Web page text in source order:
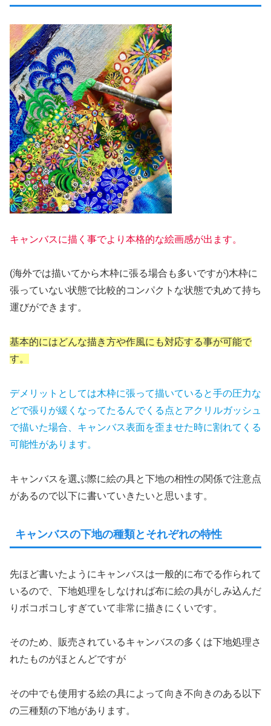
キャンバスに描く事でより本格的な絵画感が出ます。
(海外では描いてから木枠に張る場合も多いですが)木枠に
張っていない状態で比較的コンパクトな状態で丸めて持ち
運びができます。
基本的にはどんな描き方や作風にも対応する事が可能で
す。
デメリットとしては木枠に張って描いていると手の圧力な
どで張りが緩くなってたるんでくる点とアクリルガッシュ
で描いた場合、キャンバス表面を歪ませた時に割れてくる
可能性があります。
キャンバスを選ぶ際に絵の具と下地の相性の関係で注意点
があるので以下に書いていきたいと思います。
キャンバスの下地の種類とそれぞれの特性
先ほど書いたようにキャンバスは一般的に布でる作られて
いるので、下地処理をしなければ布に絵の具がしみ込んだ
りボコボコしすぎていて非常に描きにくいです。
そのため、販売されているキャンバスの多くは下地処理さ
れたものがほとんどですが
その中でも使用する絵の具によって向き不向きのある以下
の三種類の下地があります。